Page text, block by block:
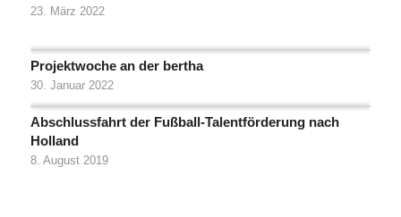
23. März 2022
Projektwoche an der bertha
30. Januar 2022
Abschlussfahrt der Fußball-Talentförderung nach
Holland
8. August 2019